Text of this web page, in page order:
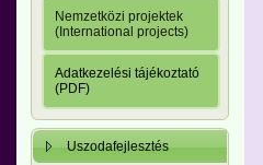
Nemzetközi projektek
(International projects)
Adatkezelési tájékoztató
(PDF)
Uszodafejlesztés